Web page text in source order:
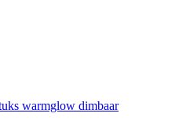
warmglow dimbaar